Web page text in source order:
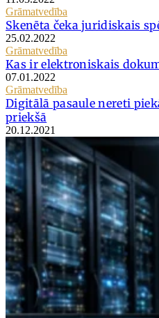
Grāmatvedība
Skenēta čeka juridiskais
25.02.2022
Grāmatvedība
Kas ir elektroniskais
07.01.2022
Grāmatvedība
Digitālā pasaule nereti
priekšā
20.12.2021